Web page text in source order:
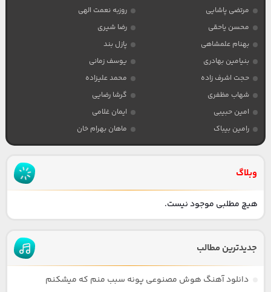
مرتضی پاشایی
روزبه نعمت الهی
محسن یاحقی
رضا شیری
بهنام علمشاهی
پازل بند
بنیامین بهادری
یوسف زمانی
حجت اشرف زاده
محمد علیزاده
شهاب مظفری
گرشا رضایی
امین حبیبی
ایمان غلامی
رامین بیباک
ماهان بهرام خان
وبلاگ
هیچ مطلبی موجود نیست.
جدیدترین مطالب
دانلود آهنگ هوش مصنوعی پونه سبب منم که میشکنم